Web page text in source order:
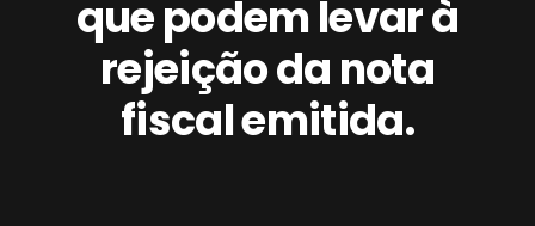
que podem levar à
rejeição da nota
fiscal emitida.